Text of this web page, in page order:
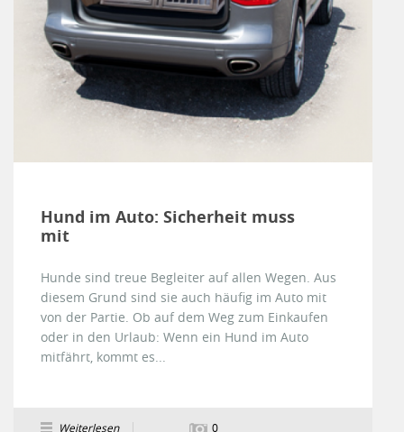
Hund im Auto: Sicherheit muss
mit
Hunde sind treue Begleiter auf allen Wegen. Aus
diesem Grund sind sie auch häufig im Auto mit
von der Partie. Ob auf dem Weg zum Einkaufen
oder in den Urlaub: Wenn ein Hund im Auto
mitfährt, kommt es...
Weiterlesen 0